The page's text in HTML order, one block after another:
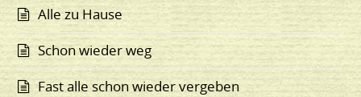
Alle zu Hause
Schon wieder weg
Fast alle schon wieder vergeben